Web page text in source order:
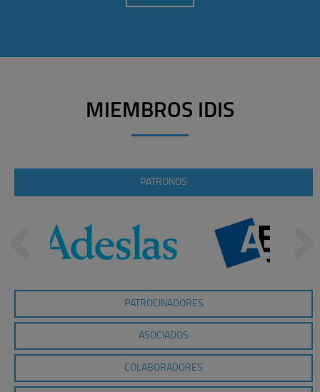
MIEMBROS IDIS
PATRONOS
PATROCINADORES
ASOCIADOS
COLABORADORES